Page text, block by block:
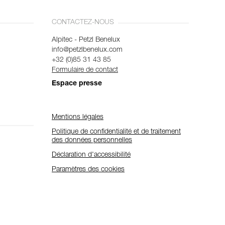
CONTACTEZ-NOUS
Alpitec - Petzl Benelux
info@petzlbenelux.com
+32 (0)85 31 43 85
Formulaire de contact
Espace presse
Mentions légales
Politique de confidentialité et de traitement
des données personnelles
Déclaration d'accessibilité
Paramètres des cookies